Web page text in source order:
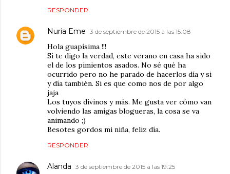
RESPONDER
Nuria Eme 3 de septiembre de 2015 a las 15:08
Hola guapísima !!!
Si te digo la verdad, este verano en casa ha sido
el de los pimientos asados. No sé qué ha
ocurrido pero no he parado de hacerlos día y si
y día también. Si es que como nos de por algo
jaja
Los tuyos divinos y más. Me gusta ver cómo van
volviendo las amigas blogueras, la cosa se va
animando ;)
Besotes gordos mi niña, feliz día.
RESPONDER
Alanda 3 de septiembre de 2015 a las 19:25